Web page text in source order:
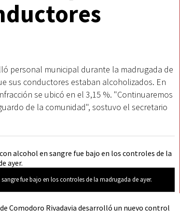
personal municipal durante la madrugada de
sus conductores estaban alcoholizados. En
se ubicó en el 3,15 %. "Continuaremos
de la comunidad", sostuvo el secretario
fue bajo en los controles de la madrugada de ayer.
Comodoro Rivadavia desarrolló un nuevo control